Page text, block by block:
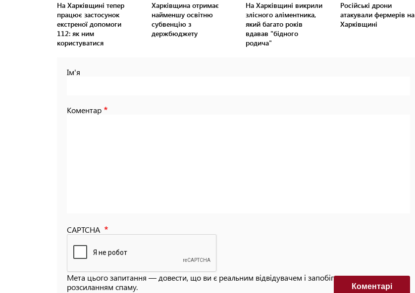
На Харківщині тепер
працює застосунок
екстреної допомоги
112: як ним
користуватися
Харківщина отримає
найменшу освітню
субвенцію з
держбюджету
На Харківщині викрили
злісного аліментника,
який багато років
вдавав "бідного
родича"
Російські дрони
атакували фермерів на
Харківщині
Ім'я
Коментар
CAPTCHA
Мета цього запитання — довести, що ви є реальним відвідувачем і запобігти автоматизованим
розсиланням спаму.
Коментарi